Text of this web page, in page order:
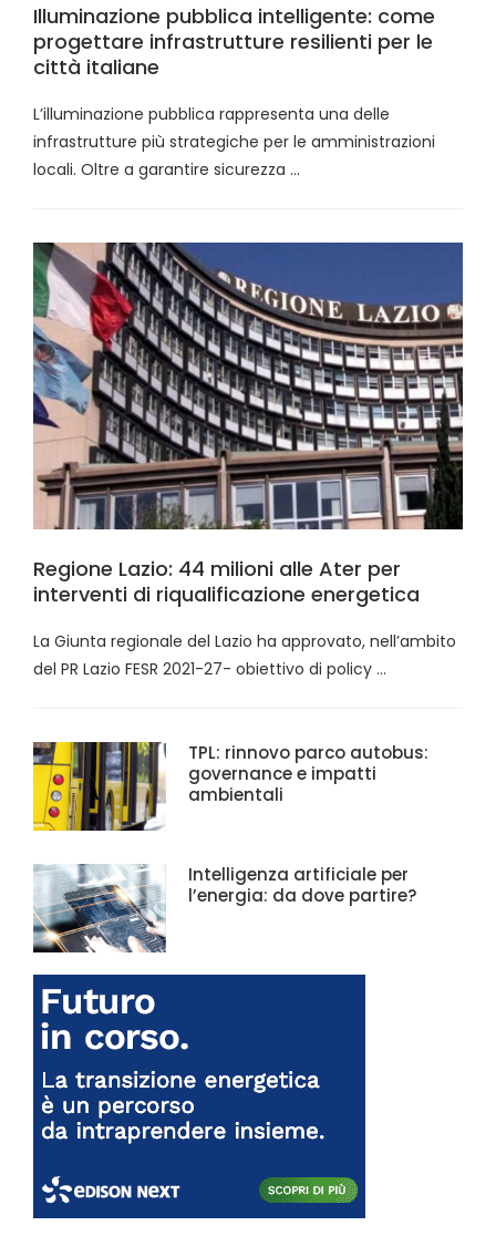
Illuminazione pubblica intelligente: come
progettare infrastrutture resilienti per le
città italiane
L’illuminazione pubblica rappresenta una delle
infrastrutture più strategiche per le amministrazioni
locali. Oltre a garantire sicurezza …
Regione Lazio: 44 milioni alle Ater per
interventi di riqualificazione energetica
La Giunta regionale del Lazio ha approvato, nell’ambito
del PR Lazio FESR 2021-27- obiettivo di policy …
TPL: rinnovo parco autobus:
governance e impatti
ambientali
Intelligenza artificiale per
l’energia: da dove partire?